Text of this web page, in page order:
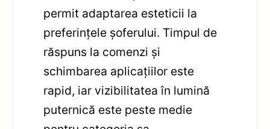
permit adaptarea esteticii la
preferințele șoferului. Timpul de
răspuns la comenzi și
schimbarea aplicațiilor este
rapid, iar vizibilitatea în lumină
puternică este peste medie